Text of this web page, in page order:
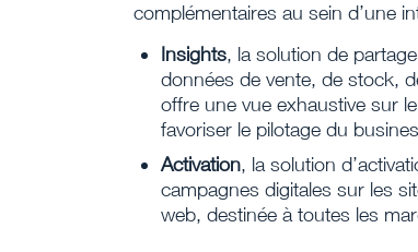
complémentaires au sein d’une
Insights, la solution de
données de vente, de stock,
offre une vue exhaustive sur
favoriser le pilotage du
Activation, la solution
campagnes digitales sur les
web, destinée à toutes les